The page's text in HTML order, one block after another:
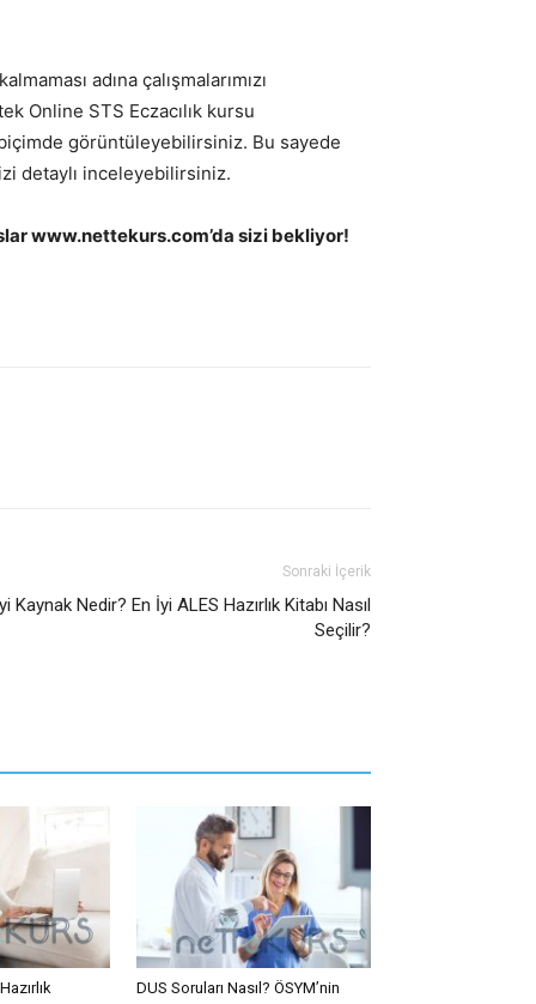
adına çalışmalarımızı
Online STS Eczacılık kursu
görüntüleyebilirsiniz. Bu sayede
detaylı inceleyebilirsiniz.
www.nettekurs.com’da sizi bekliyor!
Sonraki İçerik
Kaynak Nedir? En İyi ALES Hazırlık Kitabı Nasıl
Seçilir?
DUS Soruları Nasıl? ÖSYM’nin